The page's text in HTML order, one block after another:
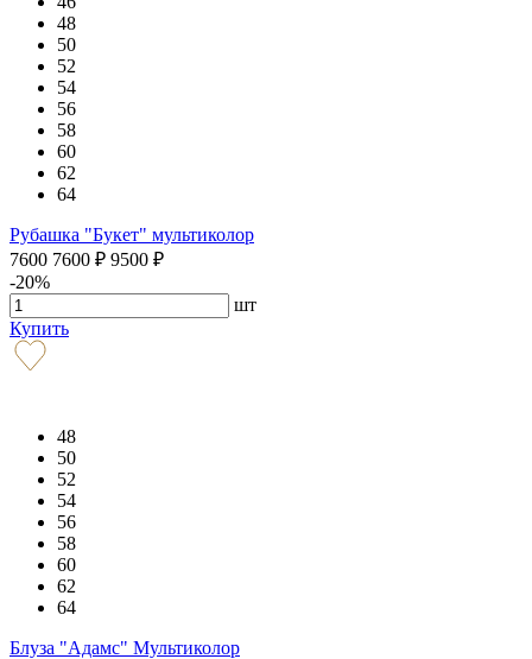
48
50
52
54
56
58
60
62
64
Рубашка "Букет" мультиколор
7600 7600 ₽ 9500 ₽
-20%
шт
Купить
48
50
52
54
56
58
60
62
64
Блуза "Адамс" Мультиколор